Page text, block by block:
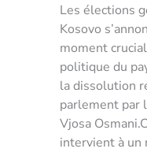
Les élections
Kosovo
moment
politique du
la dissolution
parlement par
Vjosa
intervient à un